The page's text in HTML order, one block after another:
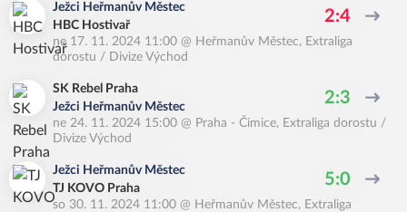
Ježci Heřmanův Městec
HBC Hostivař
2:4
ne 17. 11. 2024 11:00 @ Heřmanův Městec, Extraliga
dorostu / Divize Východ
SK Rebel Praha
Ježci Heřmanův Městec
2:3
ne 24. 11. 2024 15:00 @ Praha - Čimice, Extraliga dorostu /
Divize Východ
Ježci Heřmanův Městec
TJ KOVO Praha
5:0
so 30. 11. 2024 11:00 @ Heřmanův Městec, Extraliga